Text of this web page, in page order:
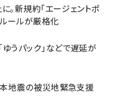
新規約「エージェントポ
ールが厳格化
うパック」などで遅延が
本地震の被災地緊急支援